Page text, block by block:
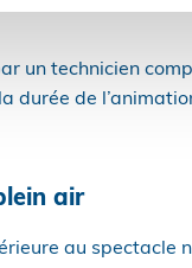
un technicien
durée de
air
au spectacle